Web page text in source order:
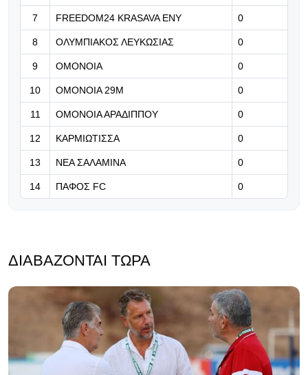
«Δεν ήταν εύκολος ο δρόμος της
επιστροφής - Καλώς επέστρεψε
Ρόνι» (Βίντεο)
07.08.2026 | 21:24
Βραβείο ΑΝΘΡΩΠΙΑΣ για τον Τάσο
Χατζηγιοβάννη
7 FREEDOM24 KRASAVA ΕΝΥ 0
8 ΟΛΥΜΠΙΑΚΟΣ ΛΕΥΚΩΣΙΑΣ 0
9 ΟΜΟΝΟΙΑ 0
10 ΟΜΟΝΟΙΑ 29Μ 0
11 ΟΜΟΝΟΙΑ ΑΡΑΔΙΠΠΟΥ 0
12 ΚΑΡΜΙΩΤΙΣΣΑ 0
13 ΝΕΑ ΣΑΛΑΜΙΝΑ 0
14 ΠΑΦΟΣ FC 0
ΔΙΑΒΆΖΟΝΤΑΙ ΤΏΡΑ